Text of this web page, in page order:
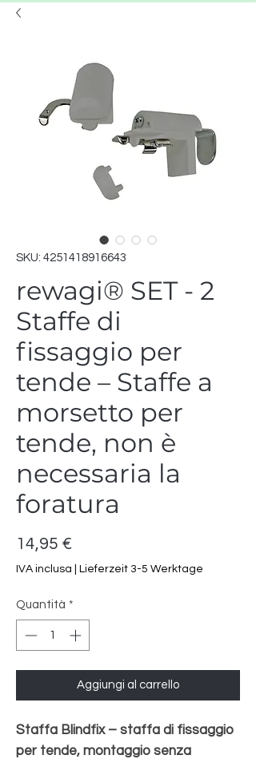
SKU: 4251418916643
rewagi® SET - 2
Staffe di
fissaggio per
tende – Staffe a
morsetto per
tende, non è
necessaria la
foratura
14,95 €
IVA inclusa Lieferzeit 3-5 Werktage
Quantità *
Aggiungi al carrello
Staffa Blindfix – staffa di fissaggio
per tende, montaggio senza